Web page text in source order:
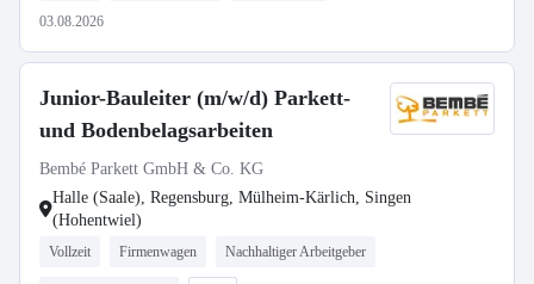
03.08.2026
Junior-Bauleiter (m/w/d) Parkett-
und Bodenbelagsarbeiten
Bembé Parkett GmbH & Co. KG
Halle (Saale), Regensburg, Mülheim-Kärlich, Singen
(Hohentwiel)
Vollzeit Firmenwagen Nachhaltiger Arbeitgeber